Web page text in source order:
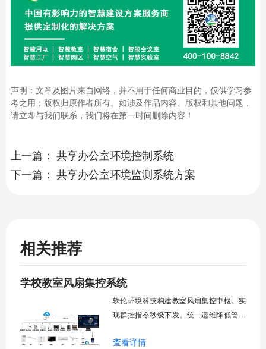
声明：文章及图片来自网络，并不用于任何商业目的，仅供学习参
考之用；版权归原作者所有。如涉及作品内容、版权和其他问题，
请立即与我们联系，我们将在第一时间删除内容！
上一篇： 共享办公室环境控制系统
下一篇： 共享办公室环境监测系统方案
相关推荐
学校教室风扇集控系统
轶伦环境科技构建教室风扇集控中枢。实
现群控指令秒级下发。统一运维降低管理
巡检盲区。保障教学环境温湿度适宜。数
查看详情